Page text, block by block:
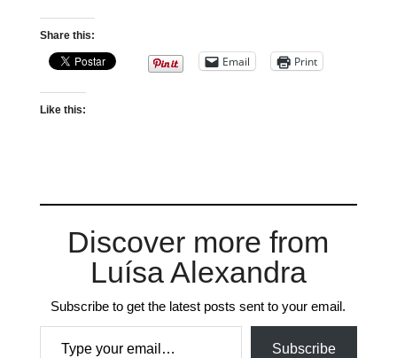
Share this:
Email Print
Like this:
Discover more from
Luísa Alexandra
Subscribe to get the latest posts sent to your email.
Type your email…
Subscribe